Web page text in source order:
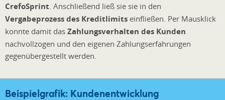
CrefoSprint. Anschließend ließ sie sie in den
Vergabeprozess des Kreditlimits einfließen. Per Mausklick
konnte damit das Zahlungsverhalten des Kunden
nachvollzogen und den eigenen Zahlungserfahrungen
gegenübergestellt werden.
Beispielgrafik: Kundenentwicklung